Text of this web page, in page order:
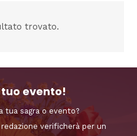
trovato.
evento!
tua sagra o evento?
verificherà per un